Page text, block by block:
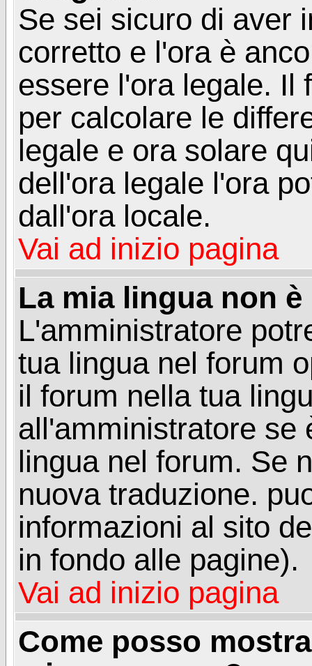
Se sei sicuro di aver
corretto e l'ora è
essere l'ora legale. Il
per calcolare le
legale e ora solare
dell'ora legale l'ora
dall'ora locale.
Vai ad inizio pagina
La mia lingua non
L'amministratore
tua lingua nel forum
il forum nella tua
all'amministratore se
lingua nel forum. Se
nuova traduzione.
informazioni al sito
in fondo alle pagine).
Vai ad inizio pagina
Come posso